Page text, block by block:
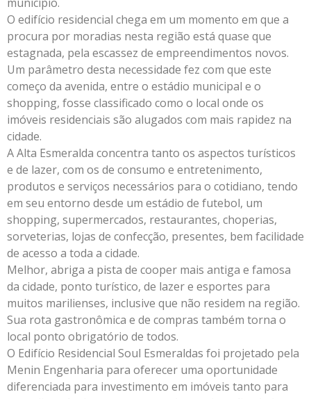
O edifício residencial chega em um momento em que a
procura por moradias nesta região está quase que
estagnada, pela escassez de empreendimentos novos.
Um parâmetro desta necessidade fez com que este
começo da avenida, entre o estádio municipal e o
shopping, fosse classificado como o local onde os
imóveis residenciais são alugados com mais rapidez na
cidade.
A Alta Esmeralda concentra tanto os aspectos turísticos
e de lazer, com os de consumo e entretenimento,
produtos e serviços necessários para o cotidiano, tendo
em seu entorno desde um estádio de futebol, um
shopping, supermercados, restaurantes, choperias,
sorveterias, lojas de confecção, presentes, bem facilidade
de acesso a toda a cidade.
Melhor, abriga a pista de cooper mais antiga e famosa
da cidade, ponto turístico, de lazer e esportes para
muitos marilienses, inclusive que não residem na região.
Sua rota gastronômica e de compras também torna o
local ponto obrigatório de todos.
O Edifício Residencial Soul Esmeraldas foi projetado pela
Menin Engenharia para oferecer uma oportunidade
diferenciada para investimento em imóveis tanto para